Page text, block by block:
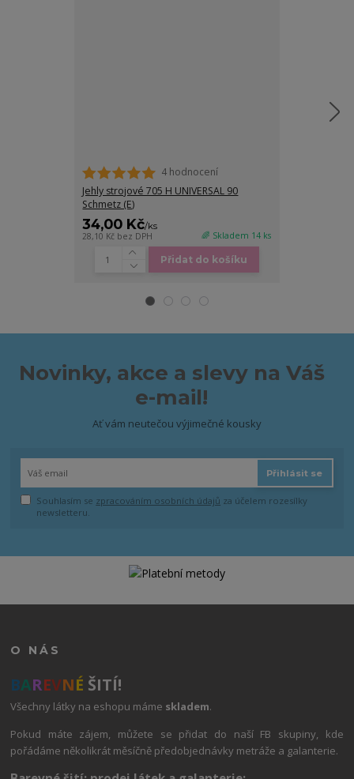
4 hodnocení
Jehly strojové 705 H UNIVERSAL 90
Schmetz (E)
34,00 Kč/ks
28,10 Kč bez DPH 🌈 Skladem 14 ks
Přidat do košíku
Novinky, akce a slevy na Váš
e-mail!
Ať vám neutečou výjimečné kousky
Přihlásit se
Souhlasím se zpracováním osobních údajů za účelem rozesílky
newsletteru.
O NÁS
BAREVNÉ ŠITÍ!
Všechny látky na eshopu máme skladem.
Pokud máte zájem, můžete se přidat do naší FB skupiny, kde
pořádáme několikrát měsíčně předobjednávky metráže a galanterie.